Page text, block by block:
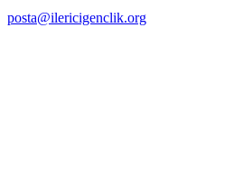
posta@ilericigenclik.org